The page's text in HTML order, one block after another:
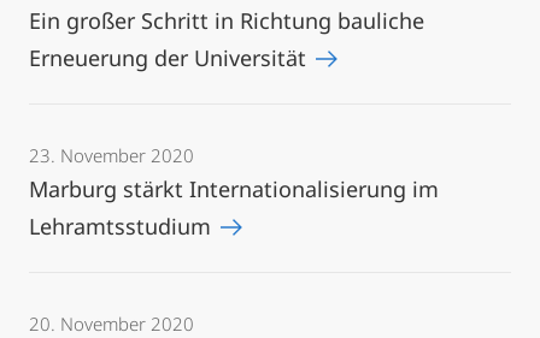
Ein großer Schritt in Richtung bauliche
Erneuerung der Universität
23. November 2020
Marburg stärkt Internationalisierung im
Lehramtsstudium
20. November 2020